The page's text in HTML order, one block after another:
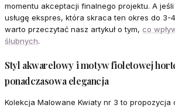
momentu akceptacji finalnego projektu. A
usługę ekspres, która skraca ten okres do 3-
warto przeczytać nasz artykuł o tym, co
ślubnych.
Styl akwarelowy i motyw fioletowej
ponadczasowa elegancja
Kolekcja Malowane Kwiaty nr 3 to propozycja